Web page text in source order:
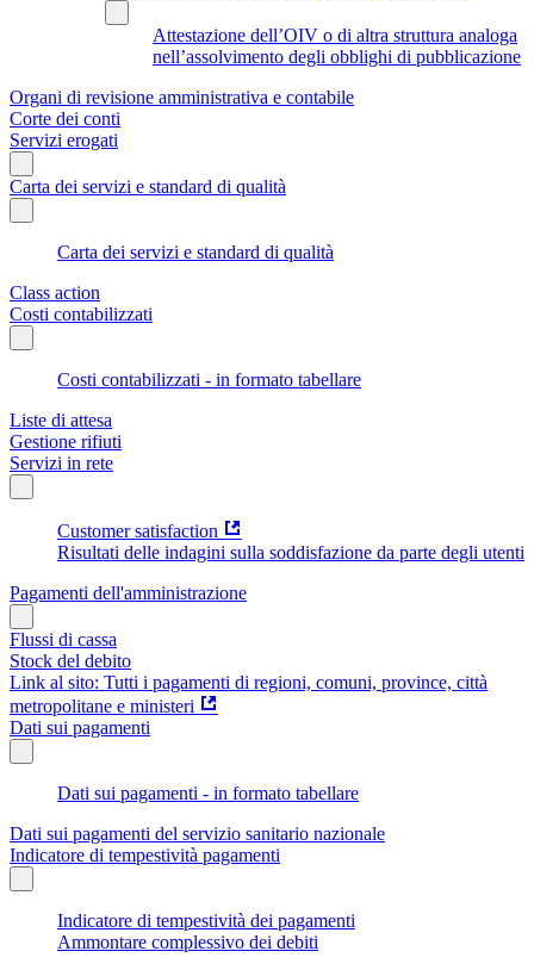
Attestazione dell’OIV o di altra struttura analoga
nell’assolvimento degli obblighi di pubblicazione
Organi di revisione amministrativa e contabile
Corte dei conti
Servizi erogati
Carta dei servizi e standard di qualità
Carta dei servizi e standard di qualità
Class action
Costi contabilizzati
Costi contabilizzati - in formato tabellare
Liste di attesa
Gestione rifiuti
Servizi in rete
Customer satisfaction
Risultati delle indagini sulla soddisfazione da parte degli utenti
Pagamenti dell'amministrazione
Flussi di cassa
Stock del debito
Link al sito: Tutti i pagamenti di regioni, comuni, province, città
metropolitane e ministeri
Dati sui pagamenti
Dati sui pagamenti - in formato tabellare
Dati sui pagamenti del servizio sanitario nazionale
Indicatore di tempestività pagamenti
Indicatore di tempestività dei pagamenti
Ammontare complessivo dei debiti